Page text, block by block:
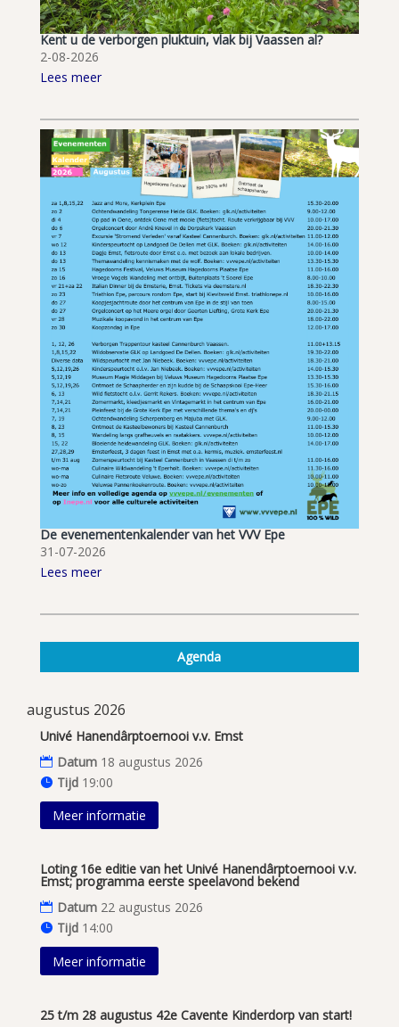
Kent u de verborgen pluktuin, vlak bij Vaassen al?
2-08-2026
Lees meer
De evenementenkalender van het VVV Epe
31-07-2026
Lees meer
Agenda
augustus 2026
Univé Hanendârptoernooi v.v. Emst
Datum 18 augustus 2026
Tijd 19:00
Meer informatie
Loting 16e editie van het Univé Hanendârptoernooi v.v.
Emst; programma eerste speelavond bekend
Datum 22 augustus 2026
Tijd 14:00
Meer informatie
25 t/m 28 augustus 42e Cavente Kinderdorp van start!